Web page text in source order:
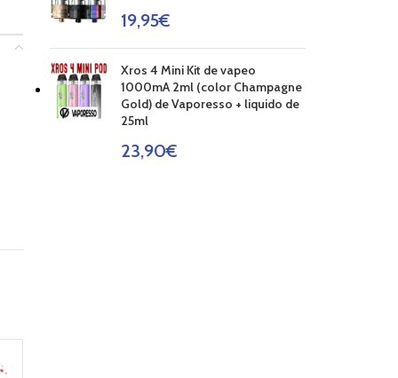
19,95€
Xros 4 Mini Kit de vapeo
1000mA 2ml (color Champagne
Gold) de Vaporesso + liquido de
25ml
23,90€